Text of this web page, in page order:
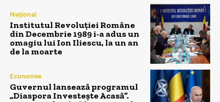
Național
Institutul Revoluției Române
din Decembrie 1989 i-a adus un
omagiu lui Ion Iliescu, la un an
de la moarte
Economie
Guvernul lansează programul
„Diaspora Investește Acasă”.